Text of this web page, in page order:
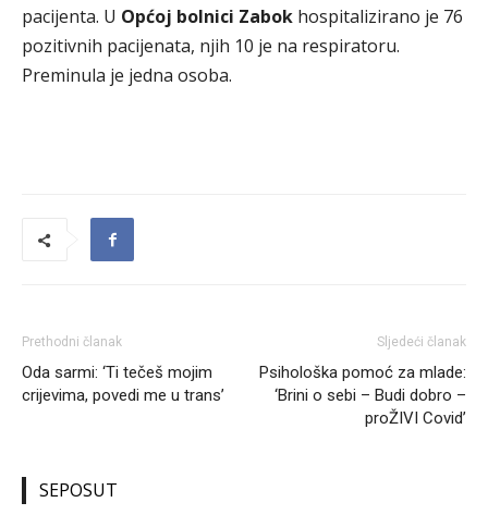
pacijenta. U Općoj bolnici Zabok hospitalizirano je 76
pozitivnih pacijenata, njih 10 je na respiratoru.
Preminula je jedna osoba.
Prethodni članak
Oda sarmi: ‘Ti tečeš mojim
crijevima, povedi me u trans’
Sljedeći članak
Psihološka pomoć za mlade:
‘Brini o sebi – Budi dobro –
proŽIVI Covid’
SEPOSUT